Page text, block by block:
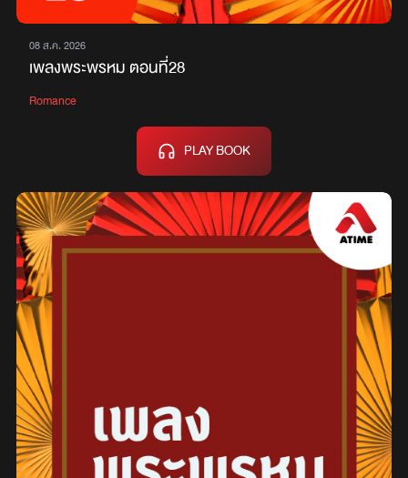
08 ส.ค. 2026
เพลงพระพรหม ตอนที่28
Romance
PLAY BOOK